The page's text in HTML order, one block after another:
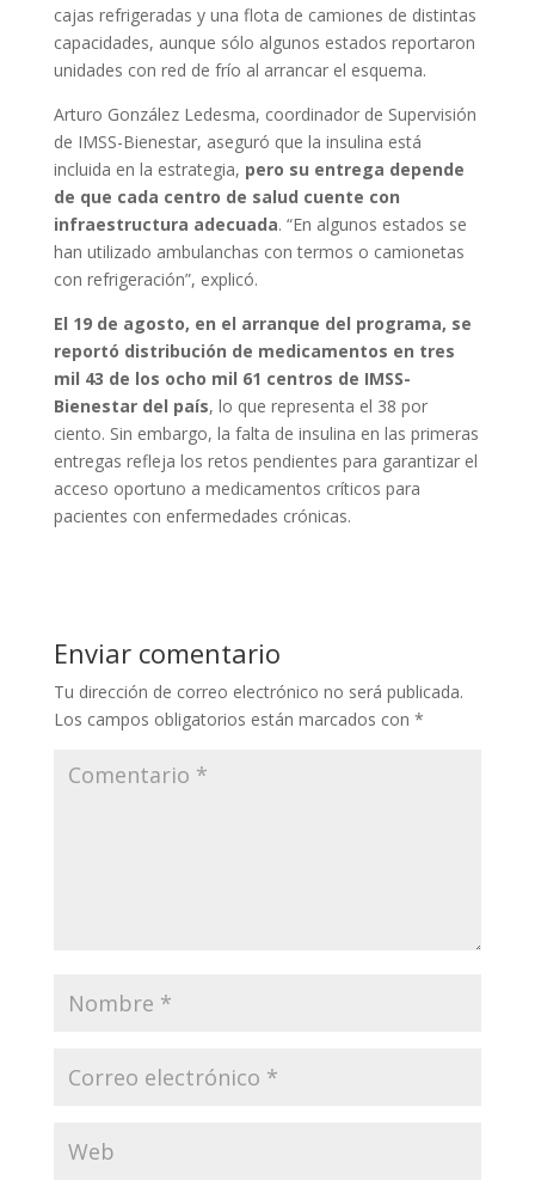
cajas refrigeradas y una flota de camiones de distintas
capacidades, aunque sólo algunos estados reportaron
unidades con red de frío al arrancar el esquema.
Arturo González Ledesma, coordinador de Supervisión
de IMSS-Bienestar, aseguró que la insulina está
incluida en la estrategia, pero su entrega depende
de que cada centro de salud cuente con
infraestructura adecuada. “En algunos estados se
han utilizado ambulanchas con termos o camionetas
con refrigeración”, explicó.
El 19 de agosto, en el arranque del programa, se
reportó distribución de medicamentos en tres
mil 43 de los ocho mil 61 centros de IMSS-
Bienestar del país, lo que representa el 38 por
ciento. Sin embargo, la falta de insulina en las primeras
entregas refleja los retos pendientes para garantizar el
acceso oportuno a medicamentos críticos para
pacientes con enfermedades crónicas.
Enviar comentario
Tu dirección de correo electrónico no será publicada.
Los campos obligatorios están marcados con *